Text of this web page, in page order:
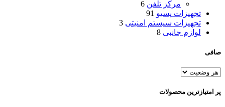
مرکز تلفن 6
تجهیزات پسیو 91
تجهیزات سیستم امنیتی 3
لوازم جانبی 8
صافی
پر امتیازترین محصولات